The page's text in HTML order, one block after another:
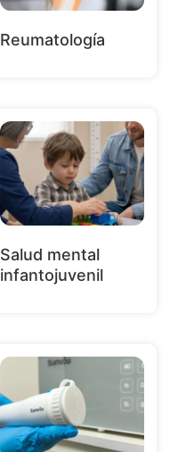
Reumatología
Salud mental
infantojuvenil